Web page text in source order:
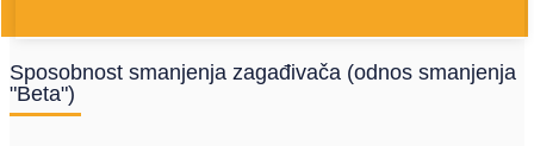
Sposobnost smanjenja zagađivača (odnos smanjenja
"Beta")